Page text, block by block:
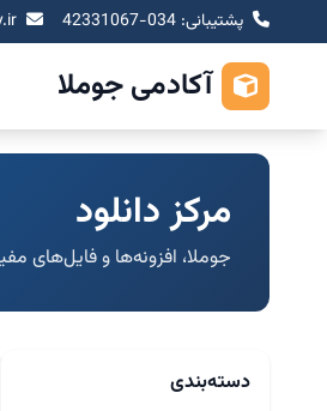
پشتیبانی: 034-42331067
آکادمی جوملا
مرکز دانلود
جوملا، افزونه‌ها و فایل‌های
دسته‌بندی